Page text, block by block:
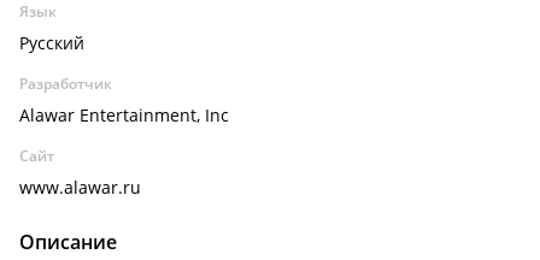
Язык
Русский
Разработчик
Alawar Entertainment, Inc
Сайт
www.alawar.ru
Описание